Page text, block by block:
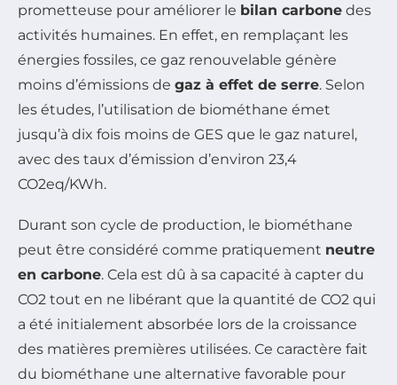
prometteuse pour améliorer le bilan carbone des
activités humaines. En effet, en remplaçant les
énergies fossiles, ce gaz renouvelable génère
moins d’émissions de gaz à effet de serre. Selon
les études, l’utilisation de biométhane émet
jusqu’à dix fois moins de GES que le gaz naturel,
avec des taux d’émission d’environ 23,4
CO2eq/KWh.
Durant son cycle de production, le biométhane
peut être considéré comme pratiquement neutre
en carbone. Cela est dû à sa capacité à capter du
CO2 tout en ne libérant que la quantité de CO2 qui
a été initialement absorbée lors de la croissance
des matières premières utilisées. Ce caractère fait
du biométhane une alternative favorable pour